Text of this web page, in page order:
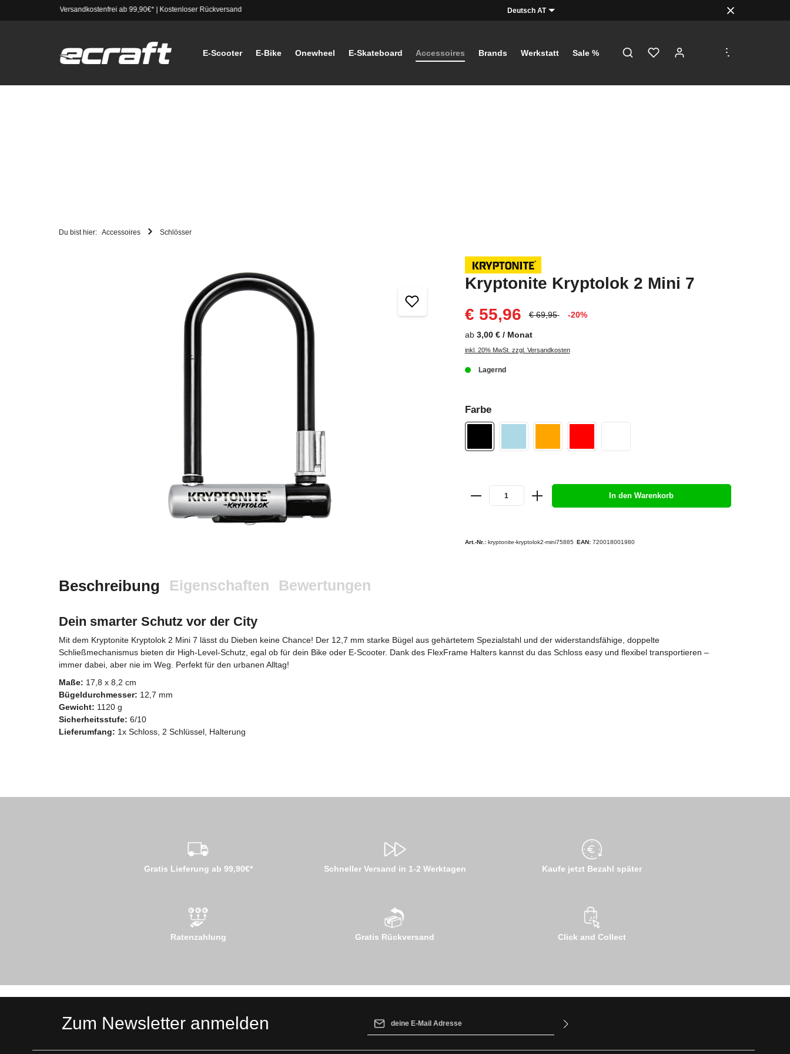
Versandkostenfrei ab 99,90€*| Kostenloser Rückversand Deutsch AT
E-Scooter E-Bike Onewheel E-Skateboard Accessoires Brands Werkstatt Sale %
...
Du bist hier: Accessoires Schlösser
Kryptonite Kryptolok 2 Mini 7
€ 55,96
€ 69,95 -20%
ab 3,00 € / Monat
inkl. 20% MwSt. zzgl. Versandkosten
Lagernd
Farbe
In den Warenkorb
Art.-Nr.: kryptonite-kryptolok2-mini75885 EAN: 720018001980
Beschreibung Eigenschaften Bewertungen
Dein smarter Schutz vor der City
Mit dem Kryptonite Kryptolok 2 Mini 7 lässt du Dieben keine Chance! Der 12,7 mm starke Bügel aus gehärtetem Spezialstahl und der widerstandsfähige, doppelte
Schließmechanismus bieten dir High-Level-Schutz, egal ob für dein Bike oder E-Scooter. Dank des FlexFrame Halters kannst du das Schloss easy und flexibel transportieren –
immer dabei, aber nie im Weg. Perfekt für den urbanen Alltag!
Maße: 17,8 x 8,2 cm
Bügeldurchmesser: 12,7 mm
Gewicht: 1120 g
Sicherheitsstufe: 6/10
Lieferumfang: 1x Schloss, 2 Schlüssel, Halterung
Gratis Lieferung ab 99,90€* Schneller Versand in 1-2 Werktagen Kaufe jetzt Bezahl später
Ratenzahlung Gratis Rückversand Click and Collect
Zum Newsletter anmelden E-Mail-Adresse*